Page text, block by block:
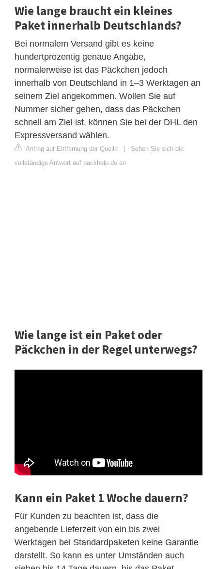
Wie lange braucht ein kleines
Paket innerhalb Deutschlands?
Bei normalem Versand gibt es keine
hundertprozentig genaue Angabe,
normalerweise ist das Päckchen jedoch
innerhalb von Deutschland in 1–3 Werktagen an
seinem Ziel angekommen. Wollen Sie auf
Nummer sicher gehen, dass das Päckchen
schnell am Ziel ist, können Sie bei der DHL den
Expressversand wählen.
Antrag auf Entfernung der Quelle
Sehen Sie sich die
vollständige Antwort auf packhelp.de an
Wie lange ist ein Paket oder
Päckchen in der Regel unterwegs?
Kann ein Paket 1 Woche dauern?
Für Kunden zu beachten ist, dass die
angebende Lieferzeit von ein bis zwei
Werktagen bei Standardpaketen keine Garantie
darstellt. So kann es unter Umständen auch